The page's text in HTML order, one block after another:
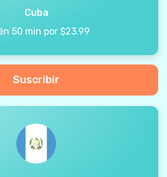
Cuba
50 min por $23.99
Suscribir